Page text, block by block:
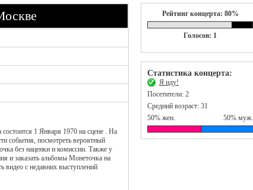
Рейтинг концерта: 80%
Голосов: 1
Статистика концерта:
Я иду!
Посетители: 2
Средний возраст: 31
50% жен.
50% муж.
1 Января 1970 на сцене . На
события, посмотреть вероятный
без наценки и комиссии. Также у
и заказать альбомы Монеточка на
с недавних выступлений